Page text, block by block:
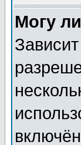
Могу